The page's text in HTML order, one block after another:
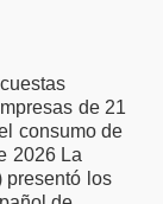
de 21
consumo de
2026 La
presentó los